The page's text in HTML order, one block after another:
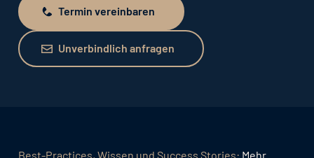
Termin vereinbaren
Termin vereinbaren
Unverbindlich anfragen
Unverbindlich anfragen
Best-Practices, Wissen und Success Stories: Mehr